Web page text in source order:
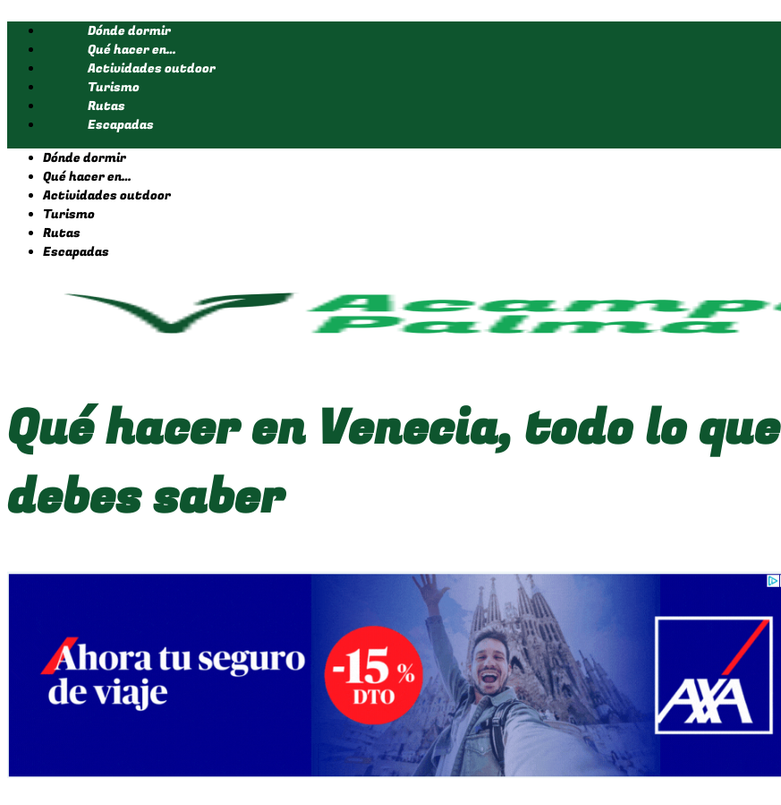
contenido
Dónde dormir
Qué hacer en…
Actividades outdoor
Turismo
Rutas
Escapadas
Dónde dormir
Qué hacer en…
Actividades outdoor
Turismo
Rutas
Escapadas
Qué hacer en Venecia, todo lo que
debes saber